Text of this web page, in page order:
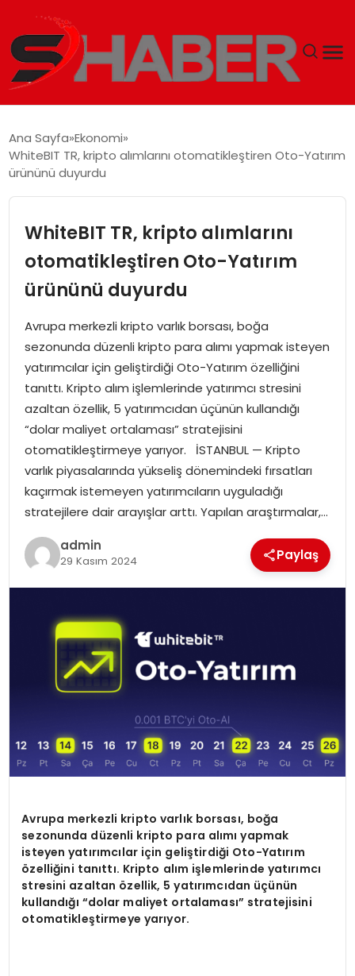
MAGAZIN
EKONOMI
SIYASET
EĞITIM
YAŞAM
Ana Sayfa Ekonomi
WhiteBIT TR, kripto alımlarını otomatikleştiren Oto-Yatırım
ürününü duyurdu
WhiteBIT TR, kripto alımlarını
otomatikleştiren Oto-Yatırım
ürününü duyurdu
Avrupa merkezli kripto varlık borsası, boğa
sezonunda düzenli kripto para alımı yapmak isteyen
yatırımcılar için geliştirdiği Oto-Yatırım özelliğini
tanıttı. Kripto alım işlemlerinde yatırımcı stresini
azaltan özellik, 5 yatırımcıdan üçünün kullandığı
“dolar maliyet ortalaması” stratejisini
otomatikleştirmeye yarıyor. İSTANBUL — Kripto
varlık piyasalarında yükseliş dönemindeki fırsatları
kaçırmak istemeyen yatırımcıların uyguladığı
stratejilere dair arayışlar arttı. Yapılan araştırmalar,…
admin
29 Kasım 2024 Paylaş
Avrupa merkezli kripto varlık borsası, boğa
sezonunda düzenli kripto para alımı yapmak
isteyen yatırımcılar için geliştirdiği Oto-Yatırım
özelliğini tanıttı. Kripto alım işlemlerinde yatırımcı
stresini azaltan özellik, 5 yatırımcıdan üçünün
kullandığı “dolar maliyet ortalaması” stratejisini
otomatikleştirmeye yarıyor.